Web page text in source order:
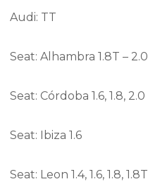
Audi: TT
Seat: Alhambra 1.8T – 2.0
Seat: Córdoba 1.6, 1.8, 2.0
Seat: Ibiza 1.6
Seat: Leon 1.4, 1.6, 1.8, 1.8T